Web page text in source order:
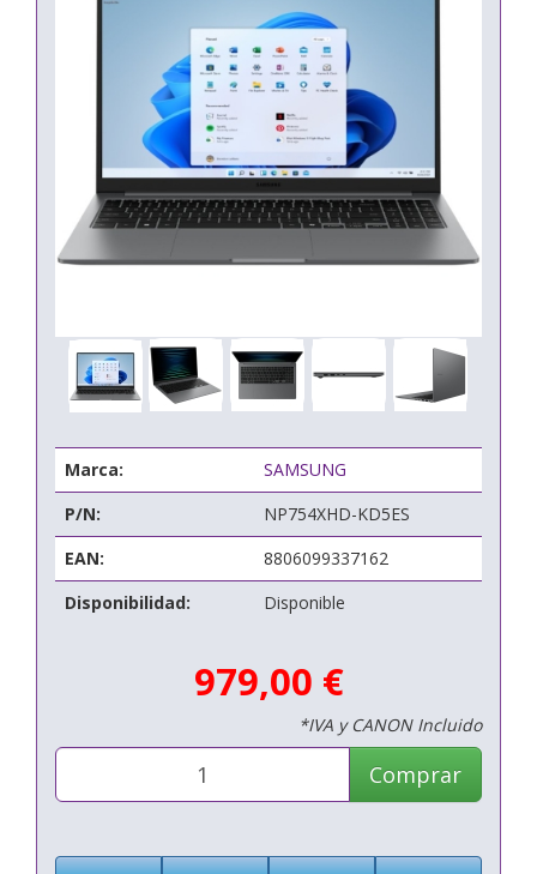
Marca:
SAMSUNG
P/N:
NP754XHD-KD5ES
EAN:
8806099337162
Disponibilidad:
Disponible
979,00 €
*IVA y CANON Incluido
Comprar